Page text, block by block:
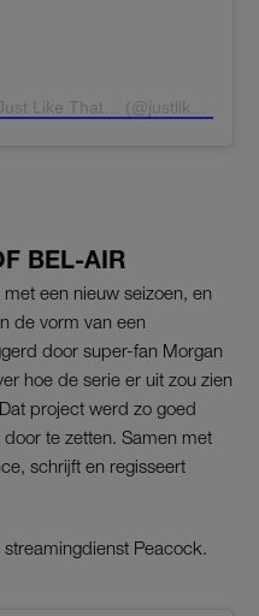
BEL-AIR
een nieuw seizoen, en
de vorm van een
door super-fan Morgan
hoe de serie er uit zou zien
project werd zo goed
te zetten. Samen met
schrijft en regisseert
Peacock.